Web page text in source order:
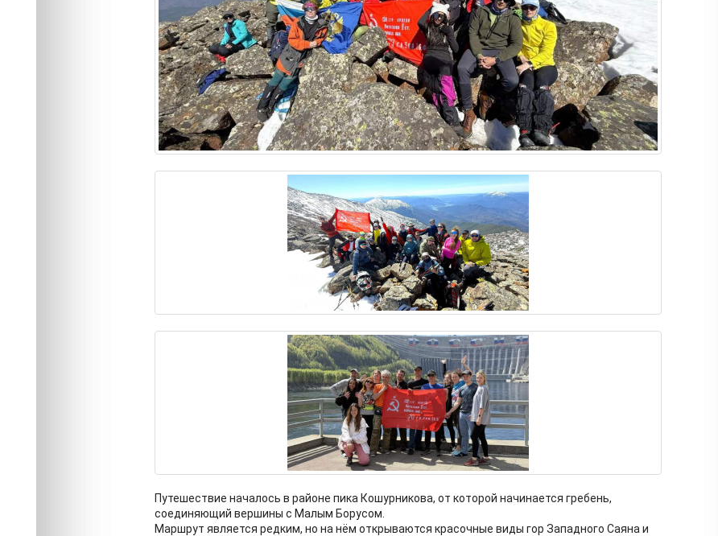
Путешествие началось в районе пика Кошурникова, от которой начинается гребень,
соединяющий вершины с Малым Борусом.
Маршрут является редким, но на нём открываются красочные виды гор Западного Саяна и